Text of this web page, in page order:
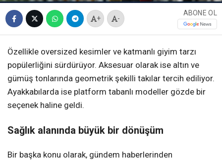
+ -
ABONE OL
Özellikle oversized kesimler ve katmanlı giyim tarzı
popülerliğini sürdürüyor. Aksesuar olarak ise altın ve
gümüş tonlarında geometrik şekilli takılar tercih ediliyor.
Ayakkabılarda ise platform tabanlı modeller gözde bir
seçenek haline geldi.
Sağlık alanında büyük bir dönüşüm
Bir başka konu olarak, gündem haberlerinden